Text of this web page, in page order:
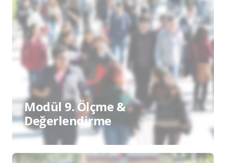
Modül 9. Ölçme &
Değerlendirme